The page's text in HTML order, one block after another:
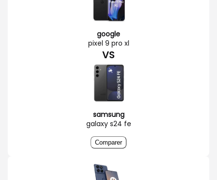
google
pixel 9 pro xl
VS
samsung
galaxy s24 fe
Comparer